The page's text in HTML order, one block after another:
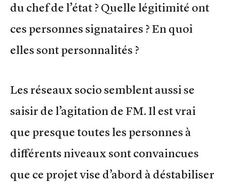
du chef de l’état ? Quelle légitimité ont
ces personnes signataires ? En quoi
elles sont personnalités ?
Les réseaux socio semblent aussi se
saisir de l’agitation de FM. Il est vrai
que presque toutes les personnes à
différents niveaux sont convaincues
que ce projet vise d’abord à déstabiliser